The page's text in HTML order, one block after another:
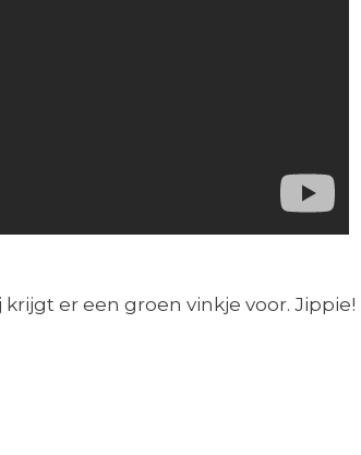
er een groen vinkje voor. Jippie!